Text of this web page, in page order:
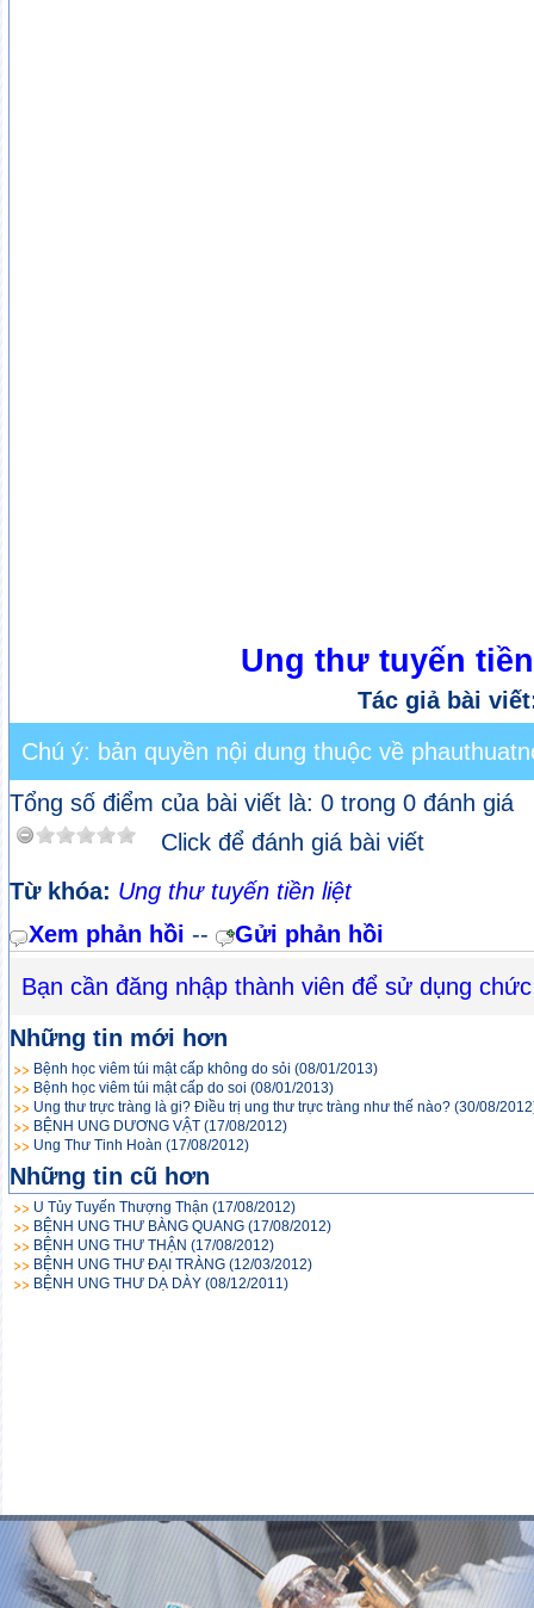
Ung thư tuyến
Tác giả bài
Chú ý: bản quyền nội dung thuộc về
Tổng số điểm của bài viết là: 0 trong 0 đánh giá
Click để đánh giá bài viết
Từ khóa: Ung thư tuyến tiền liệt
Xem phản hồi --
Gửi phản hồi
Bạn cần đăng nhập thành viên để sử dụng
Những tin mới hơn
Bệnh học viêm túi mật cấp không do sỏi (08/01/2013)
Bệnh học viêm túi mật cấp do soi (08/01/2013)
Ung thư trực tràng là gi? Điều trị ung thư trực tràng như thế nào? (30/08/
BỆNH UNG DƯƠNG VẬT (17/08/2012)
Ung Thư Tinh Hoàn (17/08/2012)
Những tin cũ hơn
U Tủy Tuyến Thượng Thận (17/08/2012)
BỆNH UNG THƯ BÀNG QUANG (17/08/2012)
BỆNH UNG THƯ THẬN (17/08/2012)
BỆNH UNG THƯ ĐẠI TRÀNG (12/03/2012)
BỆNH UNG THƯ DẠ DÀY (08/12/2011)